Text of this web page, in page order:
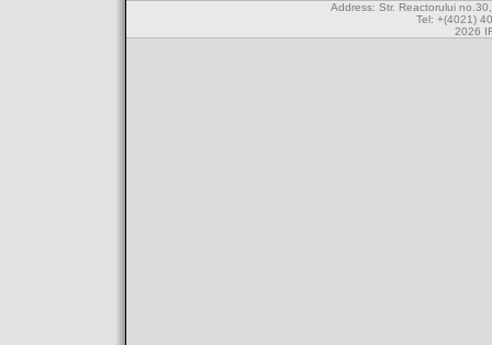
Address: Str. Reactorului
Tel: +(4021)
2026